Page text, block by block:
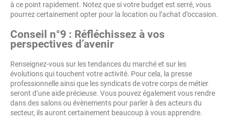
à ce point rapidement. Notez que si votre budget est serré, vous
pourrez certainement opter pour la location ou l’achat d’occasion.
Conseil n°9 : Réfléchissez à vos
perspectives d’avenir
Renseignez-vous sur les tendances du marché et sur les
évolutions qui touchent votre activité. Pour cela, la presse
professionnelle ainsi que les syndicats de votre corps de métier
seront d’une aide précieuse. Vous pouvez également vous rendre
dans des salons ou évènements pour parler à des acteurs du
secteur, ils auront certainement beaucoup à vous apprendre.